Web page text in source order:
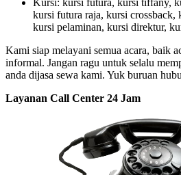
Kursi: kursi futura, kursi tiffany,
kursi futura raja, kursi
kursi pelaminan, kursi direktur,
Kami siap melayani semua acara, baik
informal. Jangan ragu untuk selalu
anda dijasa sewa kami. Yuk buruan
Layanan Call Center 24 Jam